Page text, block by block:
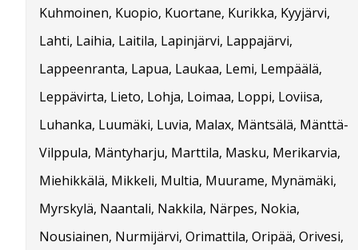
Kuhmoinen, Kuopio, Kuortane, Kurikka, Kyyjärvi,
Lahti, Laihia, Laitila, Lapinjärvi, Lappajärvi,
Lappeenranta, Lapua, Laukaa, Lemi, Lempäälä,
Leppävirta, Lieto, Lohja, Loimaa, Loppi, Loviisa,
Luhanka, Luumäki, Luvia, Malax, Mäntsälä, Mänttä-
Vilppula, Mäntyharju, Marttila, Masku, Merikarvia,
Miehikkälä, Mikkeli, Multia, Muurame, Mynämäki,
Myrskylä, Naantali, Nakkila, Närpes, Nokia,
Nousiainen, Nurmijärvi, Orimattila, Oripää, Orivesi,